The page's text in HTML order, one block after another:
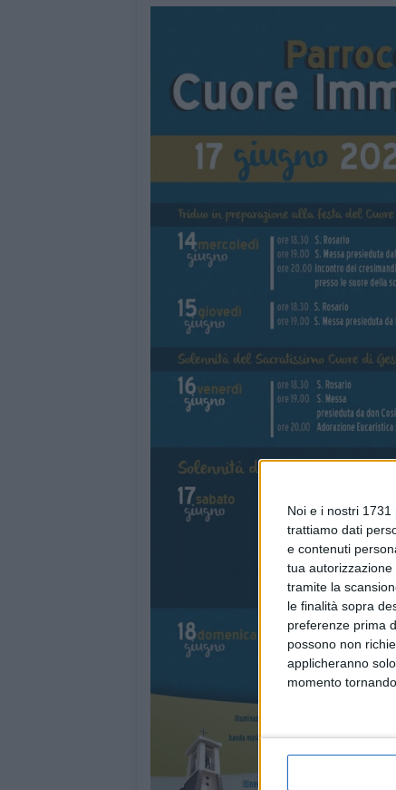
Noi e i nostri 1731
trattiamo dati
e contenuti
tua
tramite la
le finalità sopra
preferenze prima
possono non
applicheranno
momento